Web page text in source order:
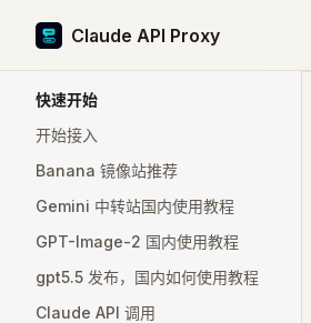
Skip to content
Claude API Proxy
快速开始
开始接入
Banana 镜像站推荐
Gemini 中转站国内使用教程
GPT-Image-2 国内使用教程
gpt5.5 发布，国内如何使用教程
Claude API 调用